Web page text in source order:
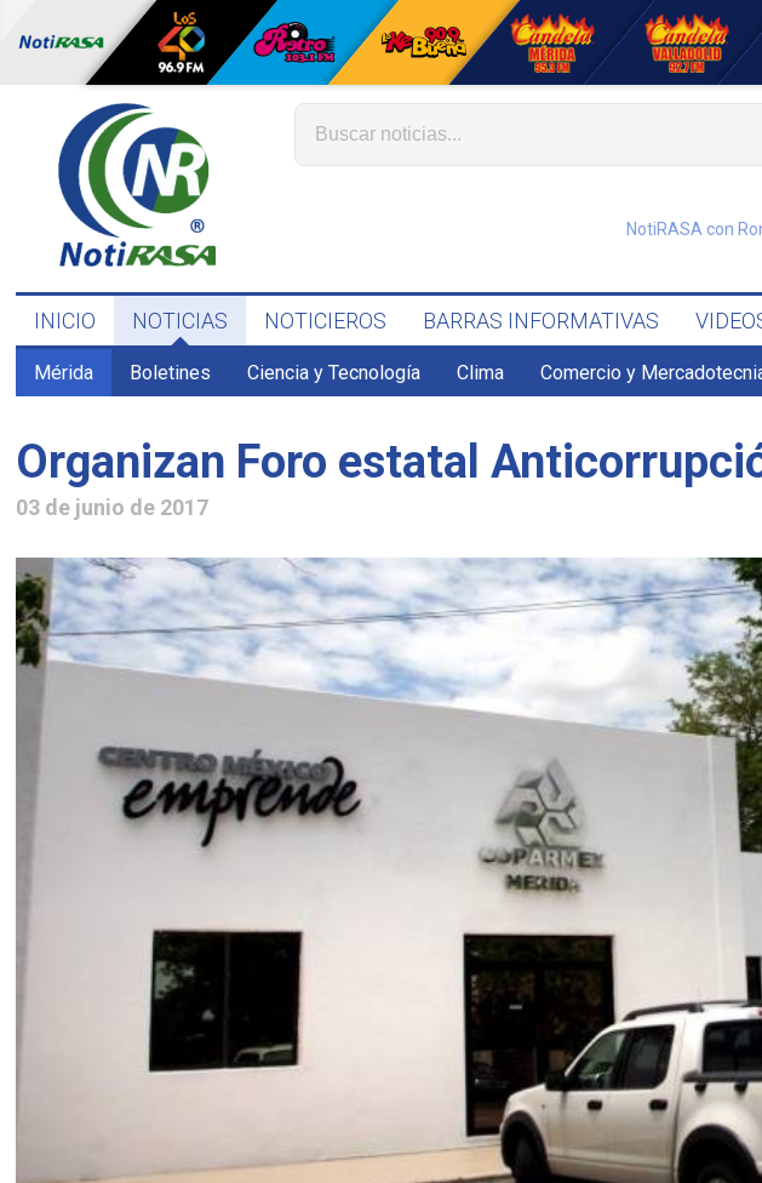
NotiRASA con
INICIO NOTICIAS NOTICIEROS BARRAS INFORMATIVAS
Mérida Boletines Ciencia y Tecnología Clima Comercio y
Organizan Foro estatal
03 de junio de 2017